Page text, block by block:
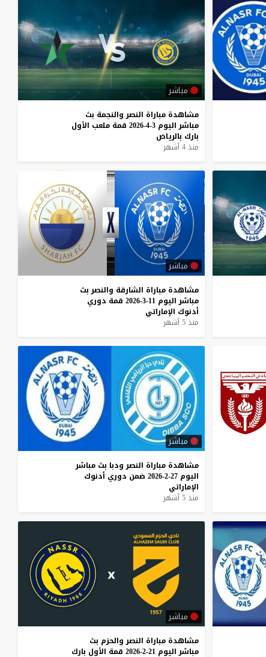
مباشر
مشاهدة مباراة النصر والنجمة بث
مباشر اليوم 3-4-2026 قمة ملعب الأول
بارك بالرياض
منذ 4 أشهر
مباشر
مشاهدة مباراة الشارقة والنصر بث
مباشر اليوم 11-3-2026 قمة دوري
أدنوك الإماراتي
منذ 5 أشهر
مباشر
مشاهدة مباراة النصر ودبا بث مباشر
اليوم 27-2-2026 ضمن دوري أدنوك
الإماراتي
منذ 5 أشهر
مباشر
مشاهدة مباراة النصر والحزم بث
مباشر اليوم 21-2-2026 قمة الأول بارك